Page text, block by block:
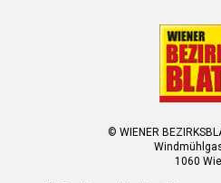
© WIENER
1060